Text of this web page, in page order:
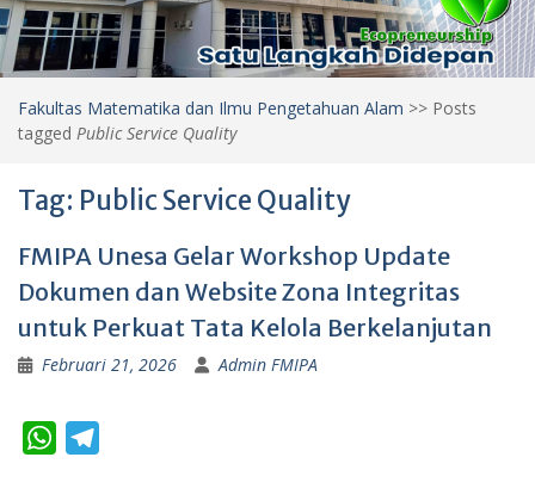
Fakultas Matematika dan Ilmu Pengetahuan Alam >> Posts
tagged Public Service Quality
Tag: Public Service Quality
FMIPA Unesa Gelar Workshop Update
Dokumen dan Website Zona Integritas
untuk Perkuat Tata Kelola Berkelanjutan
Februari 21, 2026 Admin FMIPA
W